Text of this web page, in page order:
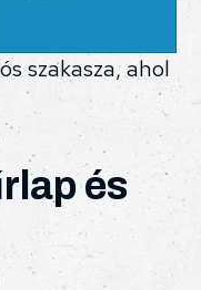
szakasza, ahol
és